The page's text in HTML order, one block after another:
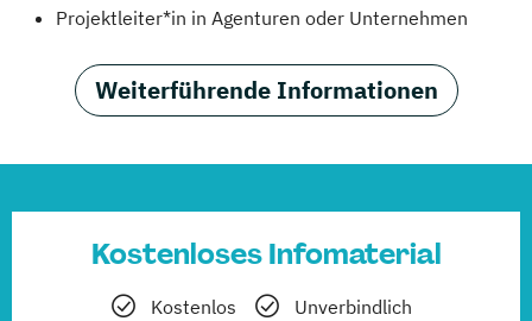
Projektleiter*in in Agenturen oder Unternehmen
Weiterführende Informationen
Kostenloses Infomaterial
Kostenlos
Unverbindlich